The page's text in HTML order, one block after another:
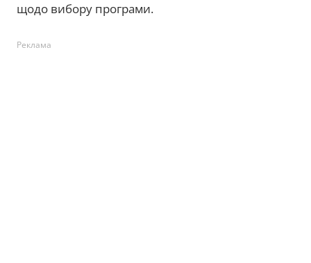
щодо вибору програми.
Реклама